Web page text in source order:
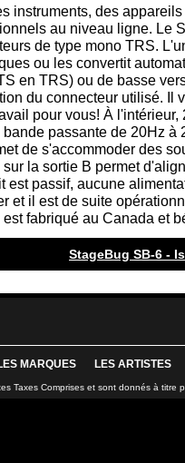
instruments, des
au niveau ligne. Le
de type mono TRS.
ou les convertit
en TRS) ou de basse
du connecteur utilisé. Il
pour vous! À
bande passante de 20Hz à
de s'accommoder des
sur la sortie B permet
est passif, aucune
et il est de suite
est fabriqué au Canada et
StageBug SB-6 -
MARQUES LES ARTISTES
Taxes Comprises et sont donnés à